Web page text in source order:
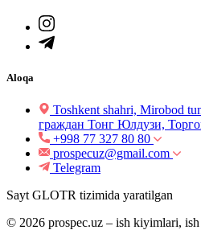
Aloqa
Toshkent shahri, Mirobod
граждан Тонг Юлдузи,
+998 77 327 80 80
prospecuz@gmail.com
Telegram
Sayt GLOTR tizimida yaratilgan
© 2026 prospec.uz – ish kiyimlari,